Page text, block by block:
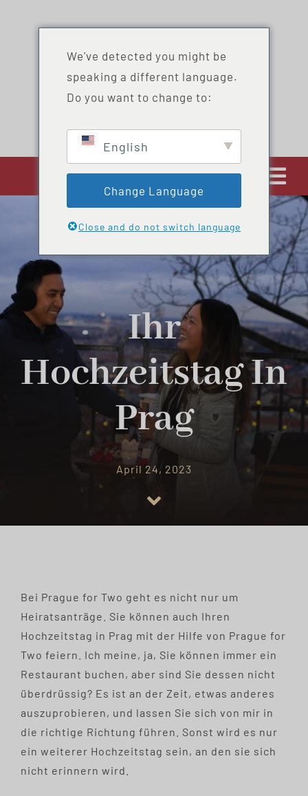
DIENSTLEISTUNGEN
FAQ
WHATSAPP JETZT
Ihr
Hochzeitstag In
Prag
April 24, 2023
Bei Prague for Two geht es nicht nur um
Heiratsanträge. Sie können auch Ihren
Hochzeitstag in Prag mit der Hilfe von Prague for
Two feiern. Ich meine, ja, Sie können immer ein
Restaurant buchen, aber sind Sie dessen nicht
überdrüssig? Es ist an der Zeit, etwas anderes
auszuprobieren, und lassen Sie sich von mir in
die richtige Richtung führen. Sonst wird es nur
ein weiterer Hochzeitstag sein, an den sie sich
nicht erinnern wird.
We've detected you might be
speaking a different language.
Do you want to change to:
English
Change Language
Close and do not switch language